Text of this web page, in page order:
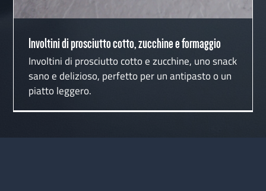
Involtini di prosciutto cotto, zucchine e formaggio
Involtini di prosciutto cotto e zucchine, uno snack
sano e delizioso, perfetto per un antipasto o un
piatto leggero.